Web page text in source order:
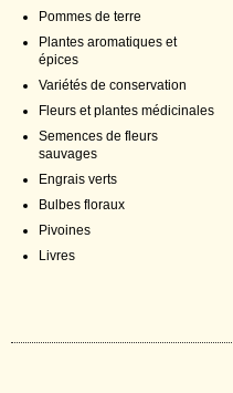
Pommes de terre
Plantes aromatiques et
épices
Variétés de conservation
Fleurs et plantes médicinales
Semences de fleurs
sauvages
Engrais verts
Bulbes floraux
Pivoines
Livres